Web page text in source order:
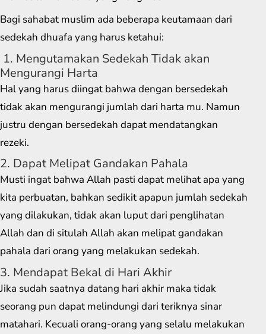
Bagi sahabat muslim ada beberapa keutamaan dari
sedekah dhuafa yang harus ketahui:
1. Mengutamakan Sedekah Tidak akan
Mengurangi Harta
Hal yang harus diingat bahwa dengan bersedekah
tidak akan mengurangi jumlah dari harta mu. Namun
justru dengan bersedekah dapat mendatangkan
rezeki.
2. Dapat Melipat Gandakan Pahala
Musti ingat bahwa Allah pasti dapat melihat apa yang
kita perbuatan, bahkan sedikit apapun jumlah sedekah
yang dilakukan, tidak akan luput dari penglihatan
Allah dan di situlah Allah akan melipat gandakan
pahala dari orang yang melakukan sedekah.
3. Mendapat Bekal di Hari Akhir
Jika sudah saatnya datang hari akhir maka tidak
seorang pun dapat melindungi dari teriknya sinar
matahari. Kecuali orang-orang yang selalu melakukan